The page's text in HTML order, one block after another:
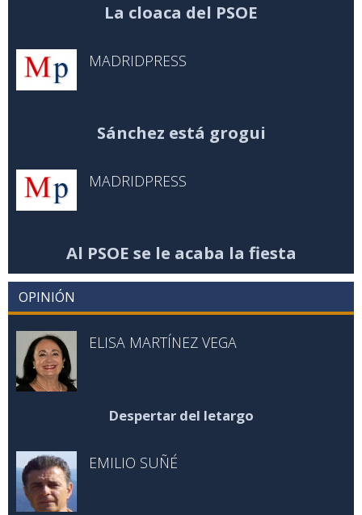
La cloaca del PSOE
MADRIDPRESS
Sánchez está grogui
MADRIDPRESS
Al PSOE se le acaba la fiesta
OPINIÓN
ELISA MARTÍNEZ VEGA
Despertar del letargo
EMILIO SUÑÉ